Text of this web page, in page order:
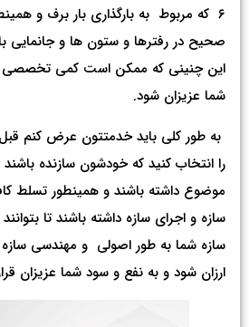
۶ که مربوط به بارگذاری بار برف و
صحیح در رفترها و ستون ها و جانمایی
این چنینی که ممکن است کمی تخصصی
شما عزیزان شود.
به طور کلی باید خدمتتون عرض کنم
را انتخاب کنید که خودشون سازنده باشند
موضوع داشته باشند و همینطور تسلط
سازه و اجرای سازه داشته باشند تا
سازه شما به طور اصولی و مهندسی
ارزان شود و به نفع و سود شما عزیزان